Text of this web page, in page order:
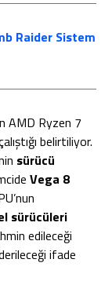
Raider Sistem
AMD Ryzen 7
belirtiliyor.
sürücü
Vega 8
sürücüleri
edileceği
ifade